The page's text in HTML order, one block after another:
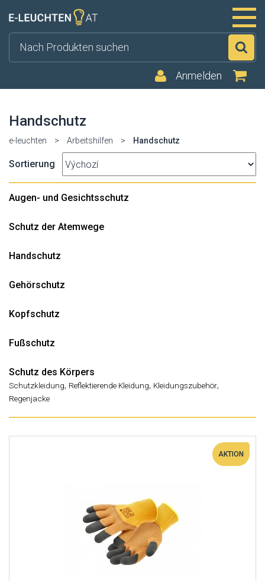
Anmelden
Handschutz
e-leuchten > Arbeitshilfen > Handschutz
Sortierung
Augen- und Gesichtsschutz
Schutz der Atemwege
Handschutz
Gehörschutz
Kopfschutz
Fußschutz
Schutz des Körpers
Schutzkleidung, Reflektierende Kleidung, Kleidungszubehör,
Regenjacke
AKTION